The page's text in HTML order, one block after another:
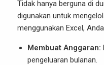
Tidak hanya berguna di
digunakan untuk
menggunakan Excel,
Membuat Anggaran:
pengeluaran bulanan.